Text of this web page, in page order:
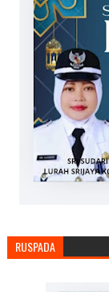
RUSPADA